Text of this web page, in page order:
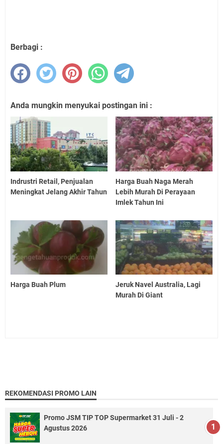
Berbagi :
Anda mungkin menyukai postingan ini :
Indrustri Retail, Penjualan
Meningkat Jelang Akhir Tahun
Harga Buah Naga Merah
Lebih Murah Di Perayaan
Imlek Tahun Ini
Harga Buah Plum
Jeruk Navel Australia, Lagi
Murah Di Giant
REKOMENDASI PROMO LAIN
Promo JSM TIP TOP Supermarket 31 Juli - 2
Agustus 2026